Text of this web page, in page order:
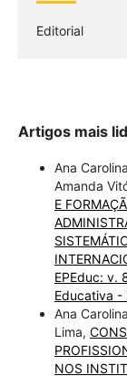
Editorial
Artigos mais
Ana
Amanda
E
EPEduc: v.
Educativa -
Ana
Lima,
NOS